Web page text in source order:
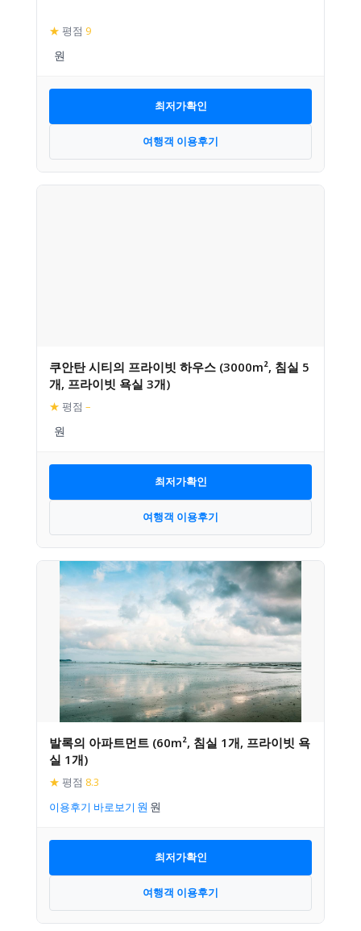
★ 평점 9
최저가확인
여행객 이용후기
쿠안탄 시티의 프라이빗 하우스 (3000m², 침실 5
개, 프라이빗 욕실 3개)
★ 평점 –
최저가확인
여행객 이용후기
발록의 아파트먼트 (60m², 침실 1개, 프라이빗 욕
실 1개)
★ 평점 8.3
이용후기 바로보기
최저가확인
여행객 이용후기